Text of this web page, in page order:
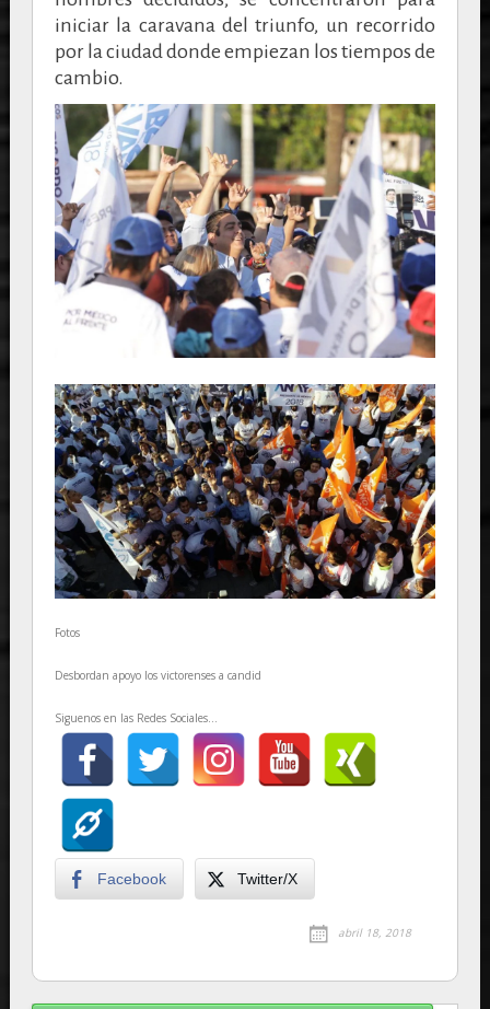
iniciar la caravana del triunfo, un recorrido
por la ciudad donde empiezan los tiempos de
cambio.
Fotos
Desbordan apoyo los victorenses a candid
Siguenos en las Redes Sociales...
Facebook Twitter/X
abril 18, 2018